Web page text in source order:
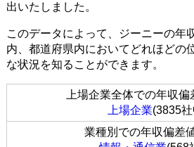
出いたしました。
このデータによって、ジーニーの年
内、都道府県内においてどれほどの
な状況を知ることができます。
上場企業全体での年収偏
上場企業(3835
業種別での年収偏差